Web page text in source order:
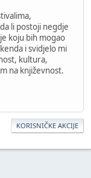
li postoji negdje
koju bih mogao
i svidjelo mi
kultura,
na književnost.
KORISNIČKE AKCIJE